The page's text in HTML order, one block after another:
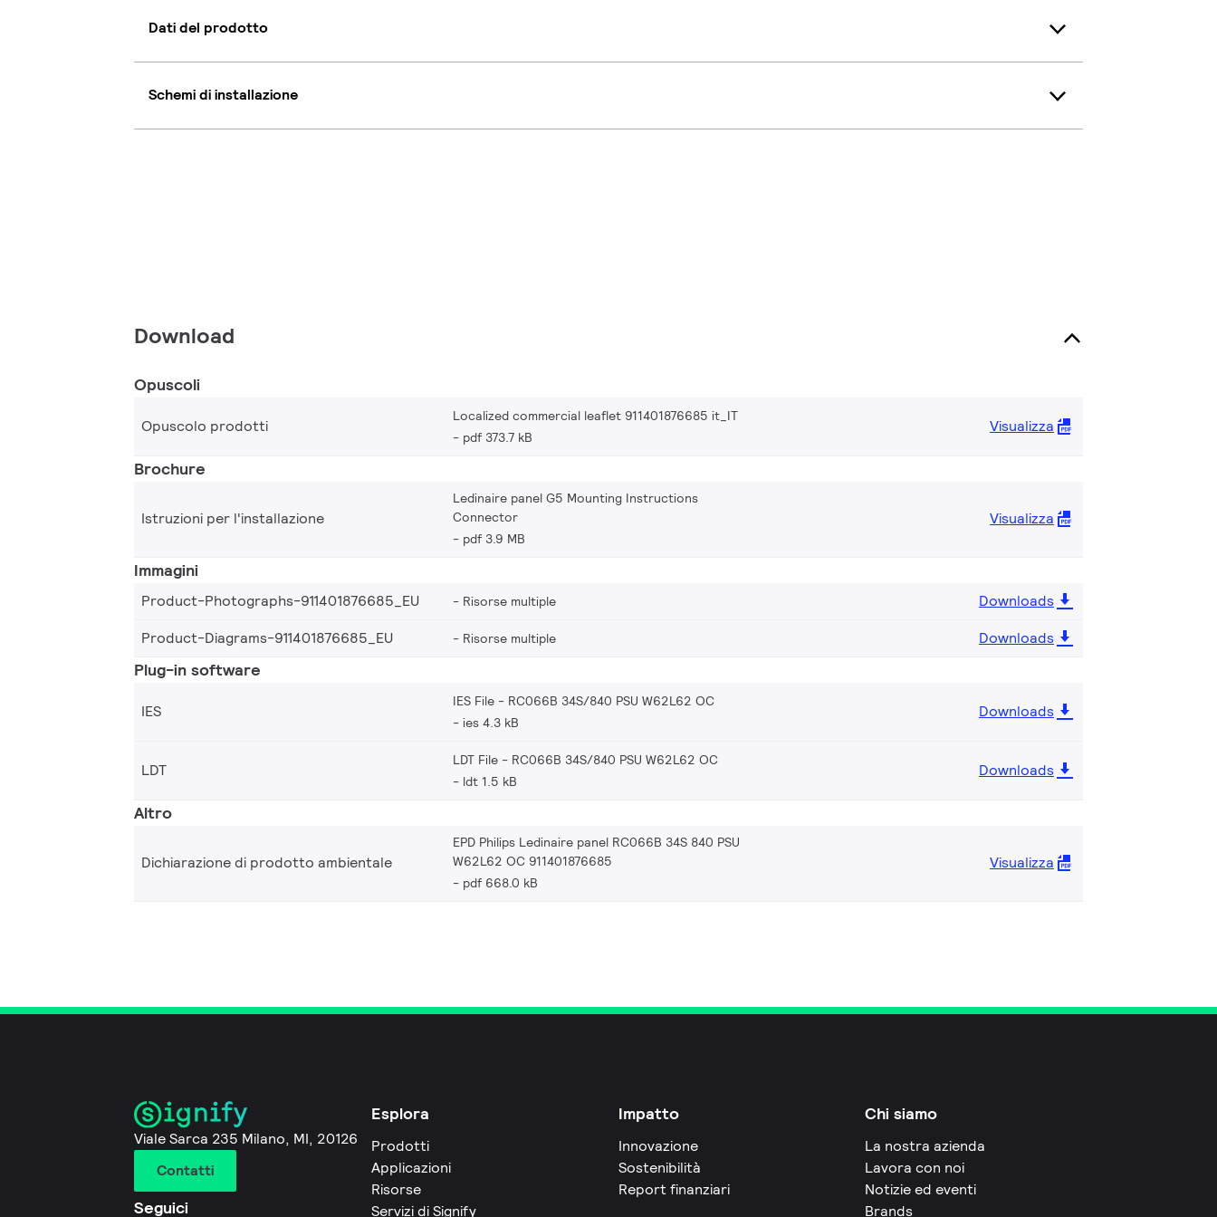
Dati del prodotto
Schemi di installazione
Download
Opuscoli
Opuscolo prodotti
Localized commercial leaflet 911401876685 it_IT
pdf 373.7 kB
Visualizza
Brochure
Istruzioni per l'installazione
Ledinaire panel G5 Mounting Instructions
Connector
pdf 3.9 MB
Visualizza
Immagini
Product-Photographs-911401876685_EU Risorse multiple
Downloads
Product-Diagrams-911401876685_EU
Risorse multiple Downloads
Plug-in software
IES
IES File - RC066B 34S/840 PSU W62L62 OC
ies 4.3 kB
Downloads
LDT
LDT File - RC066B 34S/840 PSU W62L62 OC
ldt 1.5 kB
Downloads
Altro
Dichiarazione di prodotto ambientale
EPD Philips Ledinaire panel RC066B 34S 840 PSU
W62L62 OC 911401876685
pdf 668.0 kB
Visualizza
Viale Sarca 235 Milano, MI, 20126
Contatti
Seguici
Esplora
Prodotti
Applicazioni
Risorse
Servizi di Signify
Impatto
Innovazione
Sostenibilità
Report finanziari
Chi siamo
La nostra azienda
Lavora con noi
Notizie ed eventi
Brands